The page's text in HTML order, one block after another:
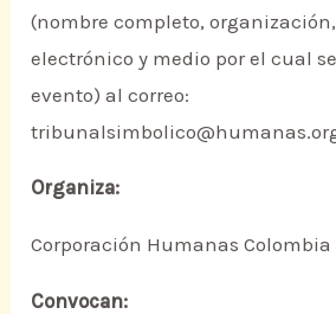
(nombre completo,
electrónico y medio por el cual
evento) al correo:
Organiza:
Corporación Humanas Colombia
Convocan: